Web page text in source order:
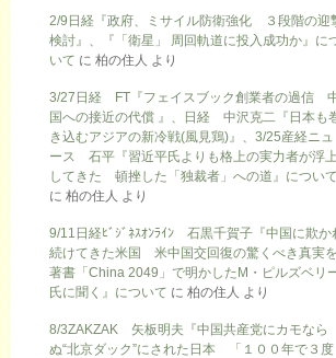
2/9日経『政府、ミサイル防衛強化 ３段階の迎
検討』、『「衛星」 周回軌道に投入成功か』に
いて に 柏の住人 より
3/27日経 FT『フェイスブック創業者の過信
国への接近の代償 』、日経 中沢克二『日本も
き込むアジアの新冷戦(風見鶏)』、3/25産経ニュ
ース 石平『習近平氏よりも格上の実力者が浮上
してきた 頓挫した「独裁者」への道』について
に 柏の住人 より
9/11日経ﾋﾞｼﾞﾈｽｵﾝﾗｲﾝ 石黒千賀子『中国に欺か
続けてきた米国 米中国交回復の驚くべき真実を
著書「China 2049」で明かしたM・ピルズベリ
氏に聞く』について に 柏の住人 より
8/3ZAKZAK 矢板明夫『中国共産党にカモなら
ぬ“北京ダック”にされた日本 「１００年で３度